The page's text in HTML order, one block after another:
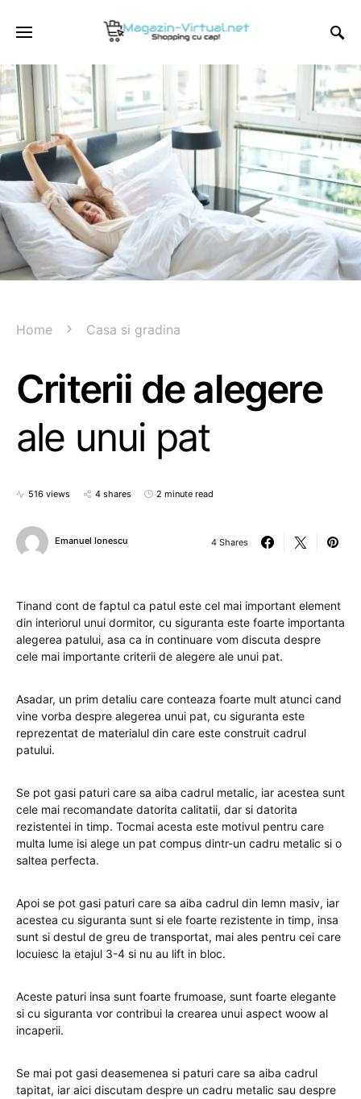
Home Casa si gradina
Criterii de alegere
ale unui pat
516 views 4 shares 2 minute read
Emanuel Ionescu 4 Shares
Tinand cont de faptul ca patul este cel mai important element
din interiorul unui dormitor, cu siguranta este foarte importanta
alegerea patului, asa ca in continuare vom discuta despre
cele mai importante criterii de alegere ale unui pat.
Asadar, un prim detaliu care conteaza foarte mult atunci cand
vine vorba despre alegerea unui pat, cu siguranta este
reprezentat de materialul din care este construit cadrul
patului.
Se pot gasi paturi care sa aiba cadrul metalic, iar acestea sunt
cele mai recomandate datorita calitatii, dar si datorita
rezistentei in timp. Tocmai acesta este motivul pentru care
multa lume isi alege un pat compus dintr-un cadru metalic si o
saltea perfecta.
Apoi se pot gasi paturi care sa aiba cadrul din lemn masiv, iar
acestea cu siguranta sunt si ele foarte rezistente in timp, insa
sunt si destul de greu de transportat, mai ales pentru cei care
locuiesc la etajul 3-4 si nu au lift in bloc.
Aceste paturi insa sunt foarte frumoase, sunt foarte elegante
si cu siguranta vor contribui la crearea unui aspect woow al
incaperii.
Se mai pot gasi deasemenea si paturi care sa aiba cadrul
tapitat, iar aici discutam despre un cadru metalic sau despre